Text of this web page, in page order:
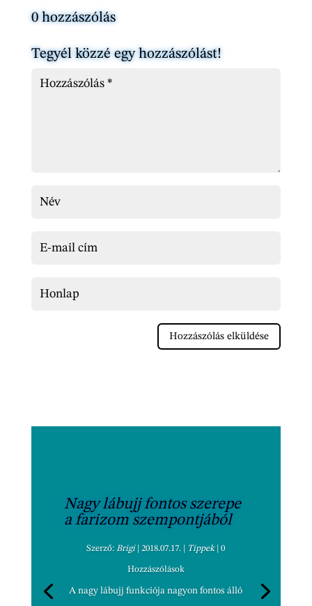
0 hozzászólás
Tegyél közzé egy hozzászólást!
Hozzászólás elküldése
Nagy lábujj fontos szerepe
a farizom szempontjából
Szerző:Brigi|2018.07.17. Tippek| 0
Hozzászólások
A nagy lábujj funkciója nagyon fontos álló